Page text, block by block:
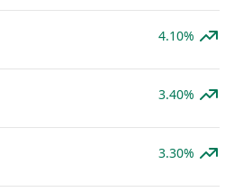
4.10%
3.40%
3.30%